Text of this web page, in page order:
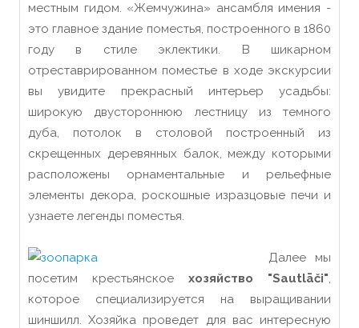
местным гидом. «Жемчужина» ансамбля имения -
это главное здание поместья, построенного в 1860
году в стиле эклектики. В шикарном
отреставрированном поместье в ходе экскурсии
вы увидите прекрасный интерьер усадьбы:
широкую двустороннюю лестницу из темного
дуба, потолок в столовой построенный из
скрещенных деревянных балок, между которыми
расположены орнаментальные и рельефные
элементы декора, роскошные изразцовые печи и
узнаете легенды поместья.
Далее мы
посетим крестьянское хозяйство "Sautlāči",
которое специализируется на выращивании
шиншилл. Хозяйка проведет для вас интересную